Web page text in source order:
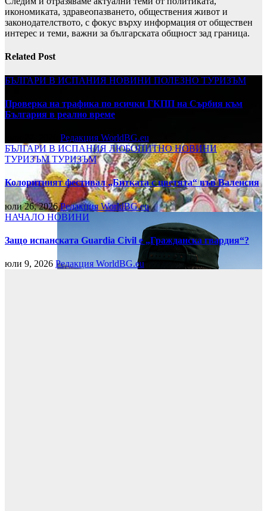
икономиката, здравеопазването, обществения живот и
законодателството, с фокус върху информация от обществен
интерес и теми, важни за българската общност зад граница.
Related Post
БЪЛГАРИ В ИСПАНИЯ НОВИНИ ПОЛЕЗНО ТУРИЗЪМ
Проверка на трафика по всички ГКПП на Сърбия към
България в реално време
Редакция WorldBG.eu
БЪЛГАРИ В ИСПАНИЯ ЛЮБОПИТНОНОВИНИ
ТУРИЗЪМТУРИЗЪМ
Колоритният фестивал „Битката с цветята“ във Валенсия
юли 26, 2026Редакция WorldBG.eu
НАЧАЛО НОВИНИ
Защо испанската Guardia Civil е „Гражданска гвардия“?
юли 9, 2026 Редакция WorldBG.eu